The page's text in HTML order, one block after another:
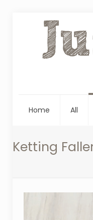
Home All
Ketting